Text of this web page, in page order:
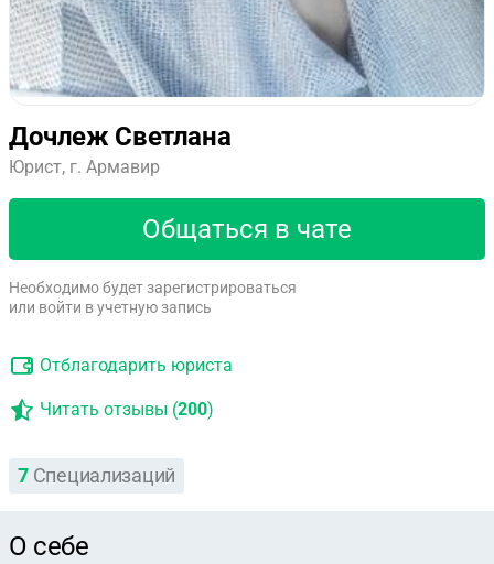
Дочлеж Светлана
Юрист, г. Армавир
Общаться в чате
Необходимо будет зарегистрироваться
или войти в учетную запись
Отблагодарить юриста
Читать отзывы (200)
7 Специализаций
О себе